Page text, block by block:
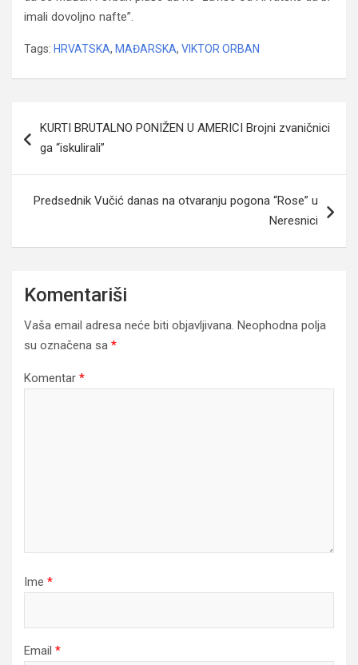
imali dovoljno nafte”.
Tags: HRVATSKA, MAĐARSKA, VIKTOR ORBAN
članaka
KURTI BRUTALNO PONIŽEN U AMERICI Brojni zvaničnici
ga “iskulirali”
Predsednik Vučić danas na otvaranju pogona “Rose” u
Neresnici
Komentariši
Vaša email adresa neće biti objavljivana. Neophodna polja
su označena sa *
Komentar *
Ime *
Email *